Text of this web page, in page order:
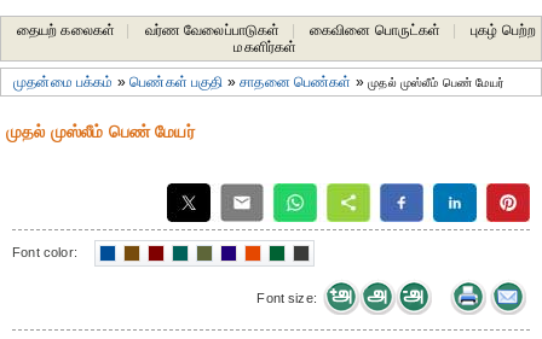
தையற் கலைகள் வர்ண வேலைப்பாடுகள் கைவினை பொருட்கள்
புகழ் பெற்ற
மகளிர்கள்
முதன்மை பக்கம் »பெண்கள் பகுதி »சாதனை பெண்கள் »முதல் முஸ்லீம் பெண் மேயர்
முதல் முஸ்லீம் பெண் மேயர்
Font color:
Font size: